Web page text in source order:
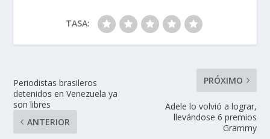
TASA:
Periodistas brasileros
detenidos en Venezuela ya
son libres
ANTERIOR
PRÓXIMO
Adele lo volvió a lograr,
llevándose 6 premios
Grammy